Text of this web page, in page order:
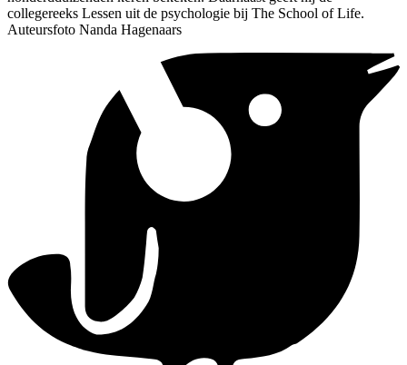
collegereeks Lessen uit de psychologie bij The School of Life.
Auteursfoto Nanda Hagenaars